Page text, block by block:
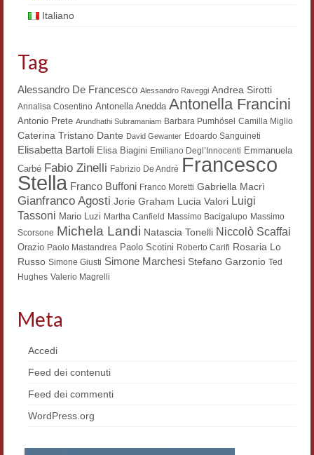
Eurasian Latin Archive
Didattica
Master INFOTEXT
Workshop DH
Summer School DH
ERASMUS/DEMM
Storia e forme della canzone
Pubblicazioni
Koreanische Literatur und Kultur
Testi Mediolatini
Altri volumi
Atti di convegno
Italiano
Tag
Alessandro De Francesco Alessandro Raveggi Andrea Sirotti
Annalisa Cosentino Antonella Anedda Antonella Francini
Antonio Prete Arundhathi Subramaniam Barbara Pumhösel Camilla Miglio
Caterina Tristano Dante David Gewanter Edoardo Sanguineti
Elisabetta Bartoli Elisa Biagini Emiliano Degl’Innocenti Emmanuela
Carbé Fabio Zinelli Fabrizio De André Francesco
Stella Franco Buffoni Franco Moretti Gabriella Macrì
Gianfranco Agosti Jorie Graham Lucia Valori Luigi
Tassoni Mario Luzi Martha Canfield Massimo Bacigalupo Massimo
Scorsone Michela Landi Natascia Tonelli Niccolò Scaffai
Orazio Paolo Mastandrea Paolo Scotini Roberto Carifi Rosaria Lo
Russo Simone Giusti Simone Marchesi Stefano Garzonio Ted
Hughes Valerio Magrelli
Meta
Accedi
Feed dei contenuti
Feed dei commenti
WordPress.org